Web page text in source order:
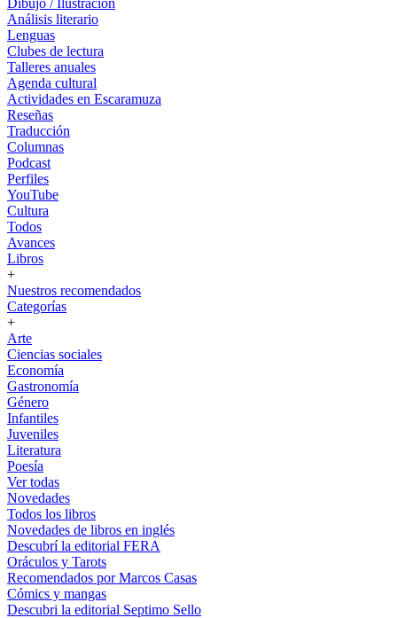
Dibujo / Ilustración
Análisis literario
Lenguas
Clubes de lectura
Talleres anuales
Agenda cultural
Actividades en Escaramuza
Reseñas
Traducción
Columnas
Podcast
Perfiles
YouTube
Cultura
Todos
Avances
Libros
+
Nuestros recomendados
Categorías
+
Arte
Ciencias sociales
Economía
Gastronomía
Género
Infantiles
Juveniles
Literatura
Poesía
Ver todas
Novedades
Todos los libros
Novedades de libros en inglés
Descubrí la editorial FERA
Oráculos y Tarots
Recomendados por Marcos Casas
Cómics y mangas
Descubri la editorial Septimo Sello